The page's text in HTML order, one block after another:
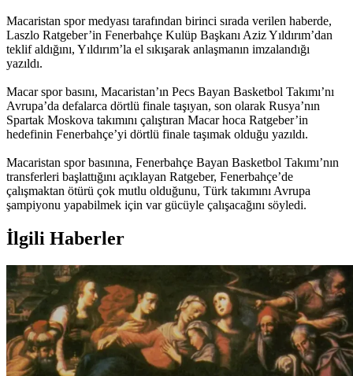
Macaristan spor medyası tarafından birinci sırada verilen haberde,
Laszlo Ratgeber’in Fenerbahçe Kulüp Başkanı Aziz Yıldırım’dan
teklif aldığını, Yıldırım’la el sıkışarak anlaşmanın imzalandığı
yazıldı.
Macar spor basını, Macaristan’ın Pecs Bayan Basketbol Takımı’nı
Avrupa’da defalarca dörtlü finale taşıyan, son olarak Rusya’nın
Spartak Moskova takımını çalıştıran Macar hoca Ratgeber’in
hedefinin Fenerbahçe’yi dörtlü finale taşımak olduğu yazıldı.
Macaristan spor basınına, Fenerbahçe Bayan Basketbol Takımı’nın
transferleri başlattığını açıklayan Ratgeber, Fenerbahçe’de
çalışmaktan ötürü çok mutlu olduğunu, Türk takımını Avrupa
şampiyonu yapabilmek için var gücüyle çalışacağını söyledi.
İlgili Haberler